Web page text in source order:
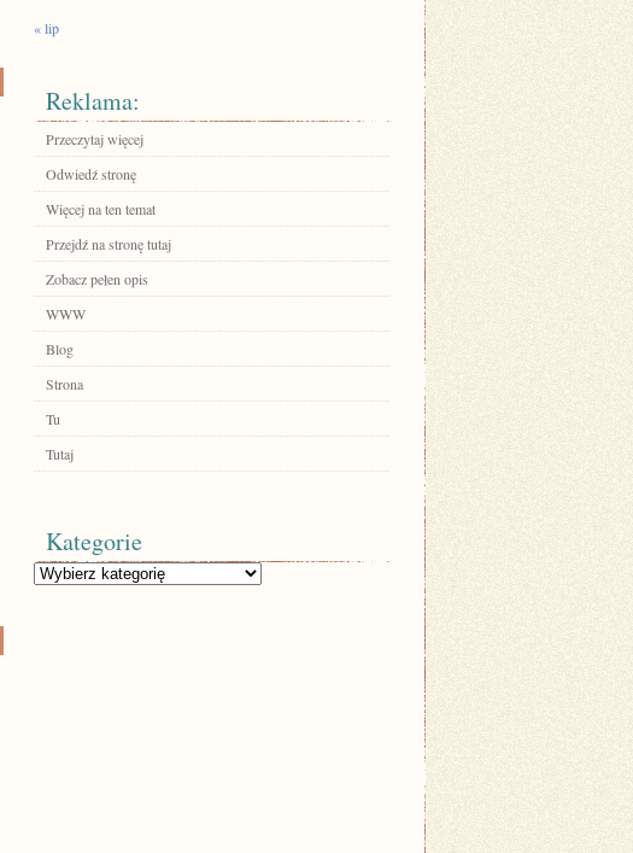
« lip
Reklama:
Przeczytaj więcej
Odwiedź stronę
Więcej na ten temat
Przejdź na stronę tutaj
Zobacz pełen opis
WWW
Blog
Strona
Tu
Tutaj
Kategorie
Kategorie